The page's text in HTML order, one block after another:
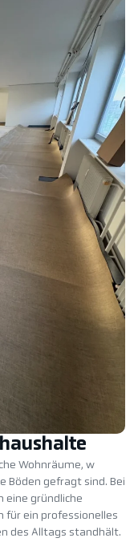
Wohnräume, w
Böden gefragt sind. Bei
eine gründliche
für ein professionelles
des Alltags standhält.